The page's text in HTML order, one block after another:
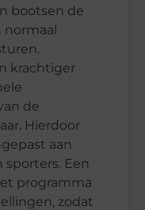
bootsen de
normaal
krachtiger
de
Hierdoor
aan
sporters. Een
programma
zodat